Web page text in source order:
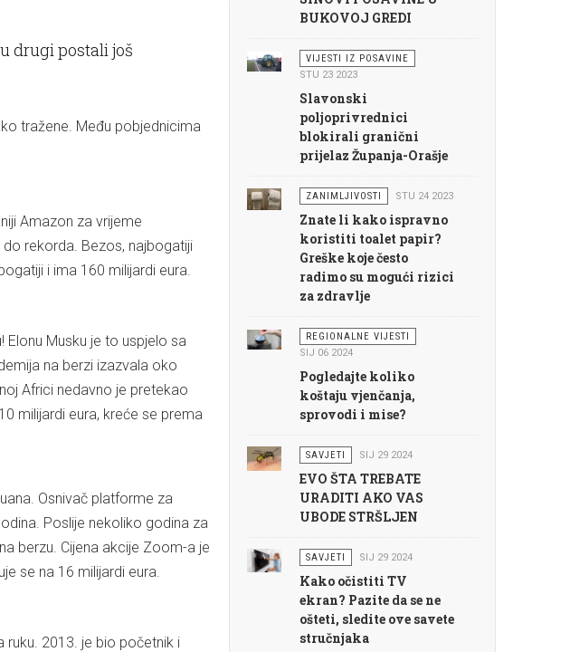
drugi postali još
tražene. Među pobjednicima
Amazon za vrijeme
rekorda. Bezos, najbogatiji
i ima 160 milijardi eura.
Elonu Musku je to uspjelo sa
na berzi izazvala oko
Africi nedavno je pretekao
milijardi eura, kreće se prema
Osnivač platforme za
Poslije nekoliko godina za
berzu. Cijena akcije Zoom-a je
se na 16 milijardi eura.
ruku. 2013. je bio početnik i
BUKOVOJ GREDI
VIJESTI IZ POSAVINE
STU 23 2023
Slavonski
poljoprivrednici
blokirali granični
prijelaz Županja-Orašje
ZANIMLJIVOSTI STU 24 2023
Znate li kako ispravno
koristiti toalet papir?
Greške koje često
radimo su mogući rizici
za zdravlje
REGIONALNE VIJESTI
SIJ 06 2024
Pogledajte koliko
koštaju vjenčanja,
sprovodi i mise?
SAVJETI SIJ 29 2024
EVO ŠTA TREBATE
URADITI AKO VAS
UBODE STRŠLJEN
SAVJETI SIJ 29 2024
Kako očistiti TV
ekran? Pazite da se ne
ošteti, sledite ove savete
stručnjaka